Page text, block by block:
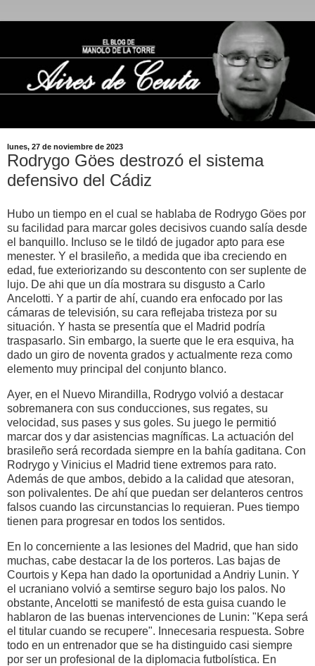
lunes, 27 de noviembre de 2023
Rodrygo Göes destrozó el sistema
defensivo del Cádiz
Hubo un tiempo en el cual se hablaba de Rodrygo Göes por
su facilidad para marcar goles decisivos cuando salía desde
el banquillo. Incluso se le tildó de jugador apto para ese
menester. Y el brasileño, a medida que iba creciendo en
edad, fue exteriorizando su descontento con ser suplente de
lujo. De ahi que un día mostrara su disgusto a Carlo
Ancelotti. Y a partir de ahí, cuando era enfocado por las
cámaras de televisión, su cara reflejaba tristeza por su
situación. Y hasta se presentía que el Madrid podría
traspasarlo. Sin embargo, la suerte que le era esquiva, ha
dado un giro de noventa grados y actualmente reza como
elemento muy principal del conjunto blanco.
Ayer, en el Nuevo Mirandilla, Rodrygo volvió a destacar
sobremanera con sus conducciones, sus regates, su
velocidad, sus pases y sus goles. Su juego le permitió
marcar dos y dar asistencias magníficas. La actuación del
brasileño será recordada siempre en la bahía gaditana. Con
Rodrygo y Vinicius el Madrid tiene extremos para rato.
Además de que ambos, debido a la calidad que atesoran,
son polivalentes. De ahí que puedan ser delanteros centros
falsos cuando las circunstancias lo requieran. Pues tiempo
tienen para progresar en todos los sentidos.
En lo concerniente a las lesiones del Madrid, que han sido
muchas, cabe destacar la de los porteros. Las bajas de
Courtois y Kepa han dado la oportunidad a Andriy Lunin. Y
el ucraniano volvió a semtirse seguro bajo los palos. No
obstante, Ancelotti se manifestó de esta guisa cuando le
hablaron de las buenas intervenciones de Lunin: "Kepa será
el titular cuando se recupere". Innecesaria respuesta. Sobre
todo en un entrenador que se ha distinguido casi siempre
por ser un profesional de la diplomacia futbolística. En